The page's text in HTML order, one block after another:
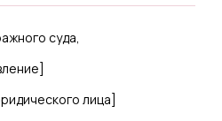
суда,
]
лица]